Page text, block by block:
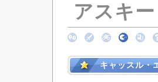
アスキ
キャッスル・